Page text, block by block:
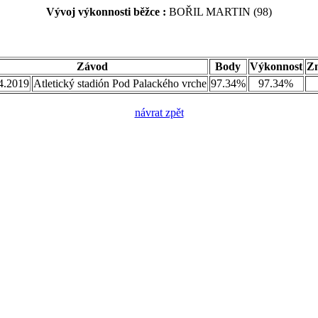
Vývoj výkonnosti běžce : BOŘIL MARTIN (98)
Závod Body Výkonnost
Atletický stadión Pod Palackého vrche 97.34% 97.34%
návrat zpět